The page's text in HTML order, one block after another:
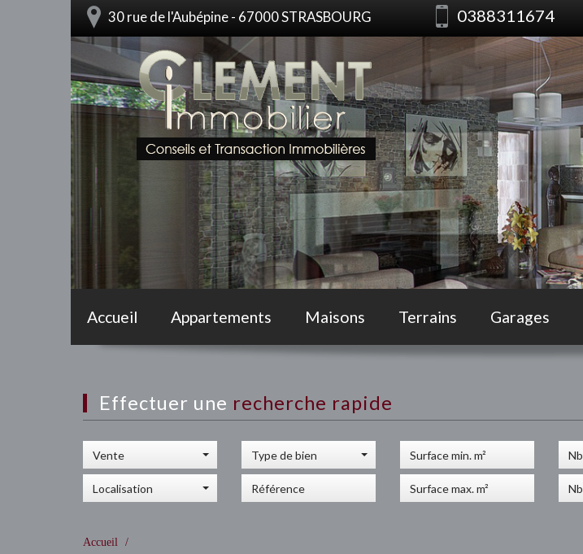
30 rue de l'Aubépine - 67000 STRASBOURG 0388311674
Accueil Appartements Maisons Terrains Garages
Effectuer une recherche rapide
Vente
Localisation
Type de bien
Accueil